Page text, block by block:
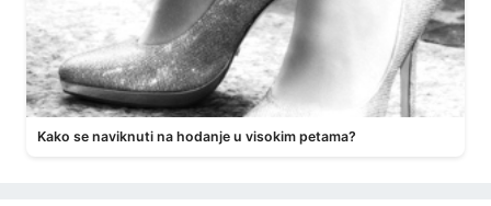
Kako se naviknuti na hodanje u visokim petama?